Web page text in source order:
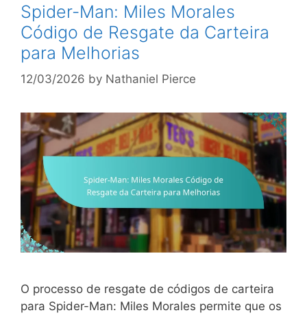
Spider-Man: Miles Morales
Código de Resgate da Carteira
para Melhorias
12/03/2026 by Nathaniel Pierce
O processo de resgate de códigos de carteira
para Spider-Man: Miles Morales permite que os